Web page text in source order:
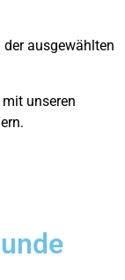
ausgewählten
unseren